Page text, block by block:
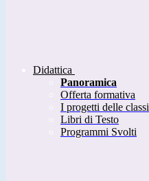
Didattica
Panoramica
Offerta formativa
I progetti delle classi
Libri di Testo
Programmi Svolti